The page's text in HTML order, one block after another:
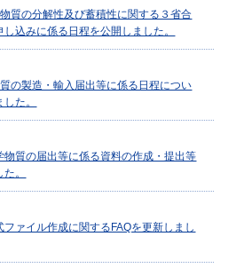
質の分解性及び蓄積性に関する３省合
込みに係る日程を公開しました。
の製造・輸入届出等に係る日程につい
た。
物質の届出等に係る資料の作成・提出等
。
ァイル作成に関するFAQを更新しまし